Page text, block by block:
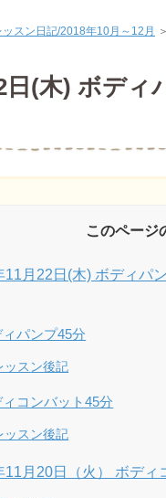
ッスン日記/2018年10月～12月 ＞
日(木) ボデ
このページ
11月22日(木) ボディパ
ィパンプ45分
ッスン後記
ィコンバット45分
ッスン後記
11月20日（火） ボディ